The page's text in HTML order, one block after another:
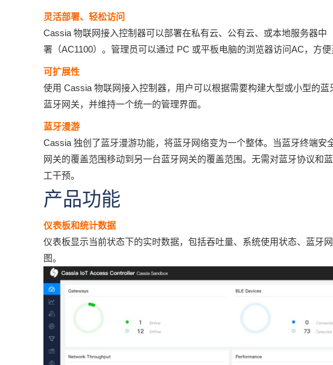
灵活部署、轻松访问
Cassia 物联网接入控制器可以部署在私有云、公有云、或本地服务器中
署（AC1100）。管理员可以通过 PC 或平板电脑的浏览器访问AC，方便
可扩展性
使用 Cassia 物联网接入控制器，用户可以根据需要构建大型或小型的蓝
蓝牙网关，并维持一个统一的管理界面。
蓝牙漫游
Cassia 独创了蓝牙漫游功能，将蓝牙网络变为一个整体。当蓝牙终端安
网关的覆盖范围移动到另一台蓝牙网关的覆盖范围。无需对蓝牙协议和
工干预。
产品功能
仪表板和统计数据
仪表板显示当前状态下的实时数据，包括吞吐量、系统使用状态、蓝牙
图。